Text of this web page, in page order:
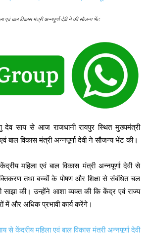
एवं बाल विकास मंत्री अन्नपूर्णा देवी ने की सौजन्य भेंट
देव साय से आज राजधानी रायपुर स्थित मुख्यमंत्री
बाल विकास मंत्री अन्नपूर्णा देवी ने सौजन्य भेंट की।
महिला एवं बाल विकास मंत्री अन्नपूर्णा देवी से
तथा बच्चों के पोषण और शिक्षा से संबंधित चल
साझा की। उन्होंने आशा व्यक्त की कि केंद्र एवं राज्य
में और अधिक प्रभावी कार्य करेंगे।